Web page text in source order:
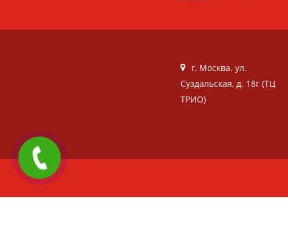
г. Москва. ул.
Суздальская, д. 18г (ТЦ
ТРИО)